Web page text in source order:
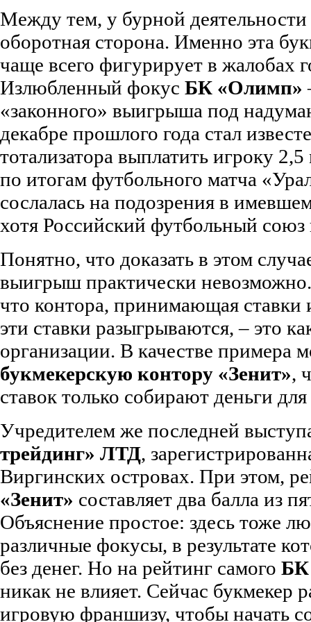
Между тем, у бурной деятельности
оборотная сторона. Именно эта
чаще всего фигурирует в жалобах
Излюбленный фокус БК «Олимп»
«законного» выигрыша под
декабре прошлого года стал
тотализатора выплатить игроку
по итогам футбольного матча
сослалась на подозрения в
хотя Российский футбольный союз
Понятно, что доказать в этом
выигрыш практически
что контора, принимающая ставки
эти ставки разыгрываются, – это
организации. В качестве примера
букмекерскую контору «Зенит»,
ставок только собирают деньги для
Учредителем же последней
трейдинг» ЛТД,
Виргинских островах. При этом,
«Зенит» составляет два балла из
Объяснение простое: здесь тоже
различные фокусы, в результате
без денег. Но на рейтинг самого БК
никак не влияет. Сейчас букмекер
игровую франшизу, чтобы начать